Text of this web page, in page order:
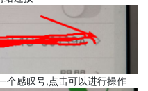
个感叹号,点击可以进行操作